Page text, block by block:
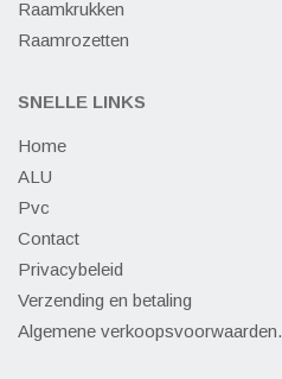
Raamkrukken
Raamrozetten
SNELLE LINKS
Home
ALU
Pvc
Contact
Privacybeleid
Verzending en betaling
Algemene verkoopsvoorwaarden.